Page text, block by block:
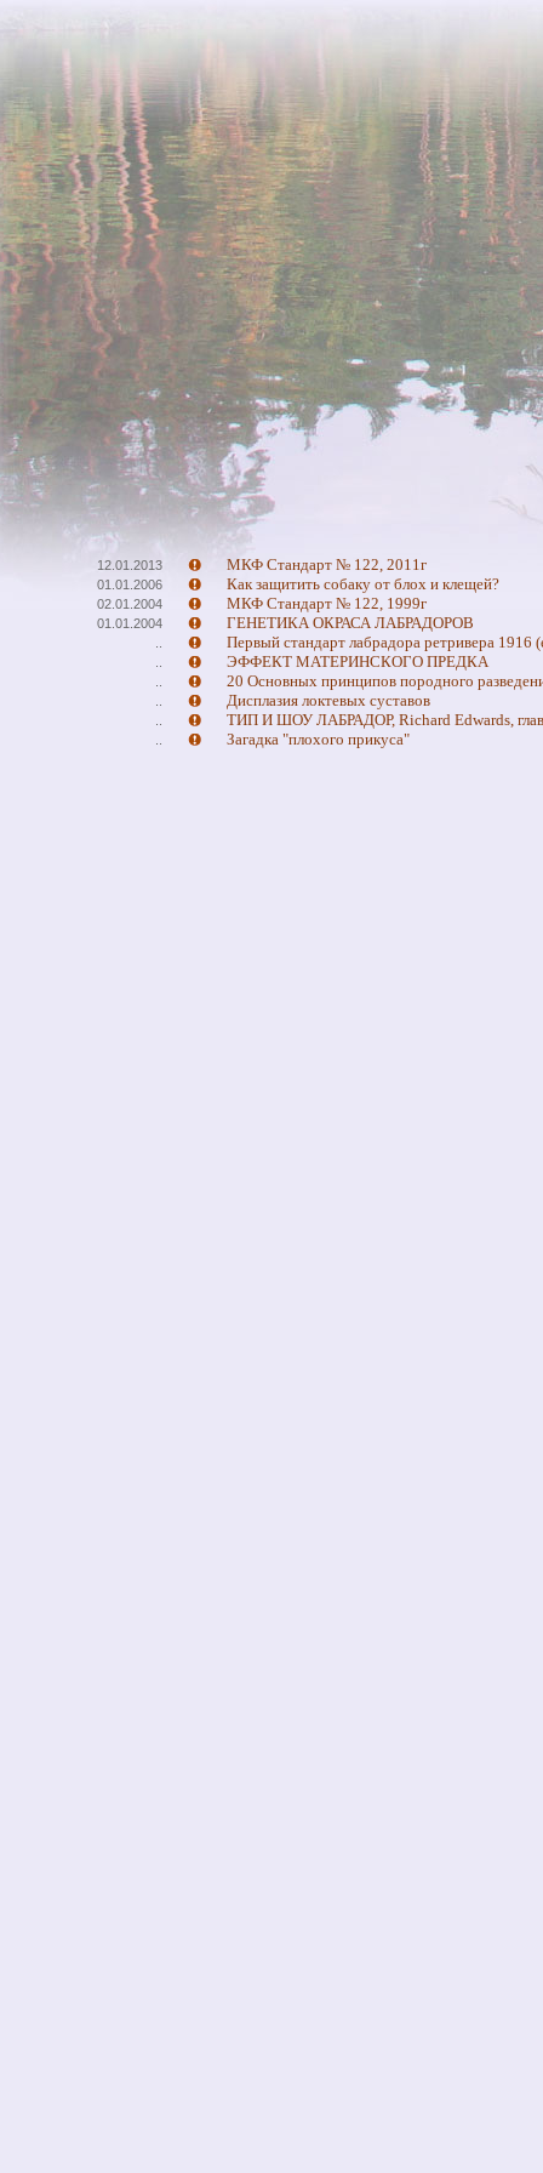
12.01.2013 МКФ Стандарт № 122, 2011г
01.01.2006 Как защитить собаку от блох и клещей?
02.01.2004 МКФ Стандарт № 122, 1999г
01.01.2004 ГЕНЕТИКА ОКРАСА ЛАБРАДОРОВ
Первый стандарт лабрадора ретривера 1916
ЭФФЕКТ МАТЕРИНСКОГО ПРЕДКА
20 Основных принципов породного
Дисплазия локтевых суставов
ТИП И ШОУ ЛАБРАДОР, Richard Edwards,
Загадка "плохого прикуса"